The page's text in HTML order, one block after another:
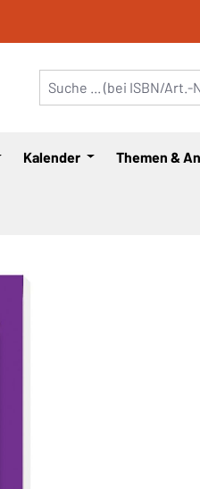
Kalender Themen &